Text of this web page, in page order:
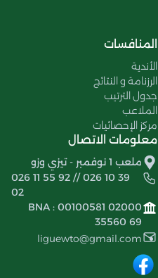
المنافسات
الأندية
الرزنامة و النتائج
جدول الترتيب
الملاعب
مركز الإحصائيات
معلومات الاتصال
ملعب 1 نوفمبر - تيزي وزو
026 11 55 92 // 026 10 39
02
BNA : 00100581 02000
35560 69
liguewto@gmail.com